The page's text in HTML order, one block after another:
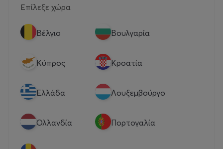
Επίλεξε χώρα
Βέλγιο Βουλγαρία
Κύπρος Κροατία
Eλλάδα Λουξεμβούργο
Ολλανδία Πορτογαλία